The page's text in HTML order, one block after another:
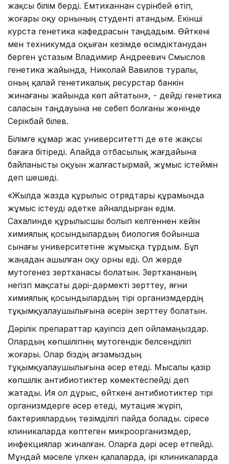
жақсы білім берді. Емтиханнан сүрінбей өтіп,
жоғары оқу орнының студенті атандым. Екінші
курста генетика кафедрасын таңдадым. Өйткені
мен техникумда оқыған кезімде өсімдіктанудан
берген ұстазым Владимир Андреевич Смыслов
генетика жайында, Николай Вавилов туралы,
оның қалай генетикалық ресурстар банкін
жинағаны жайында көп айтатын», - дейді генетика
саласын таңдауына не себеп болғаны жөнінде
Серікбай Әбілев.
Білімге құмар жас университетті де өте жақсы
бағаға бітіреді. Алайда отбасылық жағдайына
байланысты оқуын жалғастырмай, жұмыс істеймін
деп шешеді.
«Жылда жазда құрылыс отрядтары құрамында
жұмыс істеуді әдетке айналдырған едім.
Сахалинде құрылысшы болып келгеннен кейін
химиялық қосындылардың биология бойынша
сынағы университетіне жұмысқа тұрдым. Бұл
жаңадан ашылған оқу орны еді. Ол жерде
мутогенез зертханасы болатын. Зертхананың
негізгі мақсаты дәрі-дәрмекті зерттеу, яғни
химиялық қосындылардың тірі организмдердің
тұқымқуалаушылығына әсерін зерттеу болатын.
Дәрілік препараттар қауіпсіз деп ойламаңыздар.
Олардың көпшілігінің мутогендік белсенділігі
жоғары. Олар біздің ағзамыздың
тұқымқуалаушылығына әсер етеді. Мысалы қазір
көпшілік антибиотиктер көмектеспейді деп
жатады. Ия ол дұрыс, өйткені антибиотиктер тірі
организмдерге әсер етеді, мутация жүріп,
бактериялардың төзімділігі пайда болады. Әсіресе
клиникаларда көптеген микроорганизмдер,
инфекциялар жиналған. Оларға дәрі әсер етпейді.
Мұндай мәселе үлкен қалаларда, ірі клиникаларда